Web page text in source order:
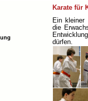
Karate für
Ein kleiner
die
dürfen.